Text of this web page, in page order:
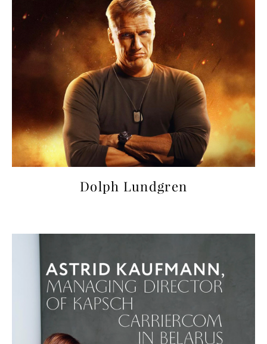
Dolph Lundgren